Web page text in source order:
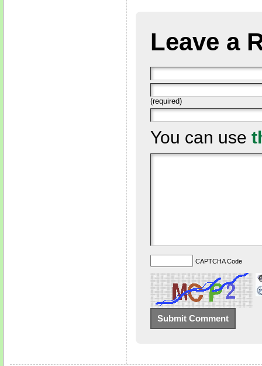
Leave a
(required)
You can use
CAPTCHA Code